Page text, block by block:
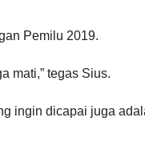
Pemilu 2019.
mati,” tegas Sius.
ingin dicapai juga